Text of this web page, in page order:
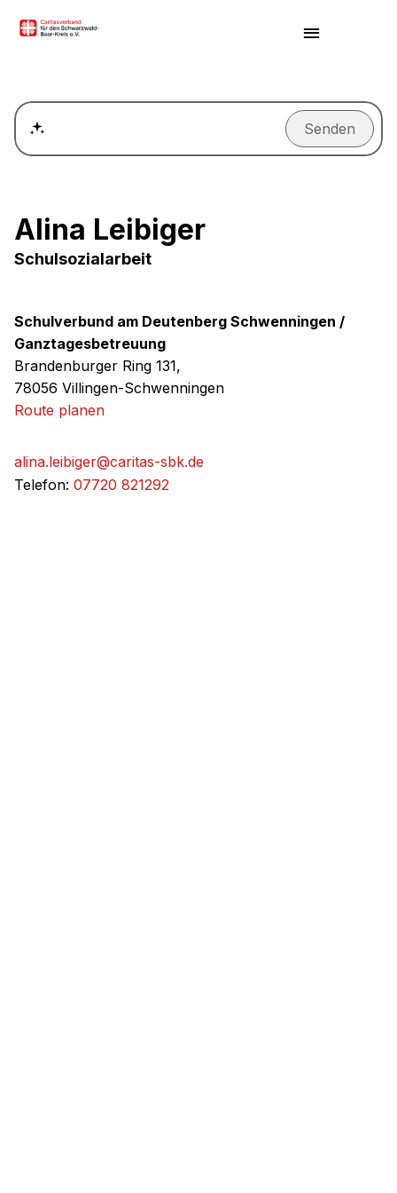
Wie kann ich einen Termin für ein Beratungsgespräch
Senden
Schulverbund am Deutenberg Schwenningen /
Ganztagesbetreuung
Brandenburger Ring 131,
78056 Villingen-Schwenningen
Route planen
Alina Leibiger
Schulsozialarbeit
alina.leibiger@caritas-sbk.de
Telefon: 07720 821292